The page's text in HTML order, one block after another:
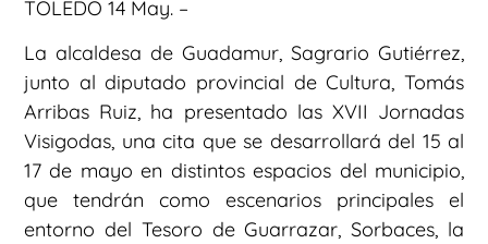
TOLEDO 14 May. –
La alcaldesa de Guadamur, Sagrario Gutiérrez,
junto al diputado provincial de Cultura, Tomás
Arribas Ruiz, ha presentado las XVII Jornadas
Visigodas, una cita que se desarrollará del 15 al
17 de mayo en distintos espacios del municipio,
que tendrán como escenarios principales el
entorno del Tesoro de Guarrazar, Sorbaces, la